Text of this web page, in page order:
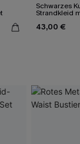
Schwarzes
Strandkleid
43,00 €